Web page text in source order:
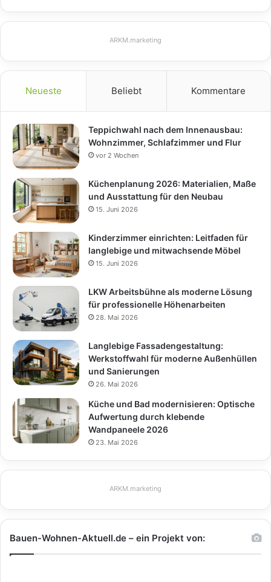
ARKM.marketing
Neueste Beliebt Kommentare
Teppichwahl nach dem Innenausbau:
Wohnzimmer, Schlafzimmer und Flur
vor 2 Wochen
Küchenplanung 2026: Materialien, Maße
und Ausstattung für den Neubau
15. Juni 2026
Kinderzimmer einrichten: Leitfaden für
langlebige und mitwachsende Möbel
15. Juni 2026
LKW Arbeitsbühne als moderne Lösung
für professionelle Höhenarbeiten
28. Mai 2026
Langlebige Fassadengestaltung:
Werkstoffwahl für moderne Außenhüllen
und Sanierungen
26. Mai 2026
Küche und Bad modernisieren: Optische
Aufwertung durch klebende
Wandpaneele 2026
23. Mai 2026
ARKM.marketing
Bauen-Wohnen-Aktuell.de – ein Projekt von: